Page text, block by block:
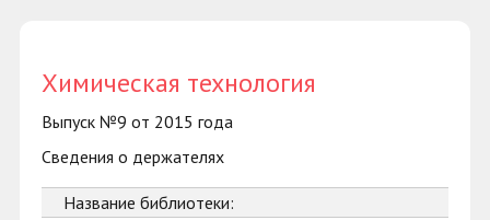
Химическая технология
Выпуск №9 от 2015 года
Сведения о держателях
Название библиотеки: